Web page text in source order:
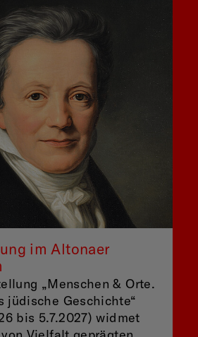
im Altonaer
„Menschen & Orte.
jüdische Geschichte“
bis 5.7.2027) widmet